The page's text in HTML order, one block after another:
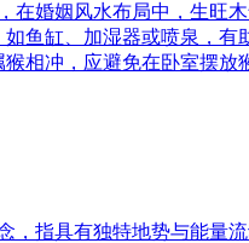
婚姻风水布局中，生
鱼缸、加湿器或喷泉，
相冲，应避免在卧室摆放
指具有独特地势与能